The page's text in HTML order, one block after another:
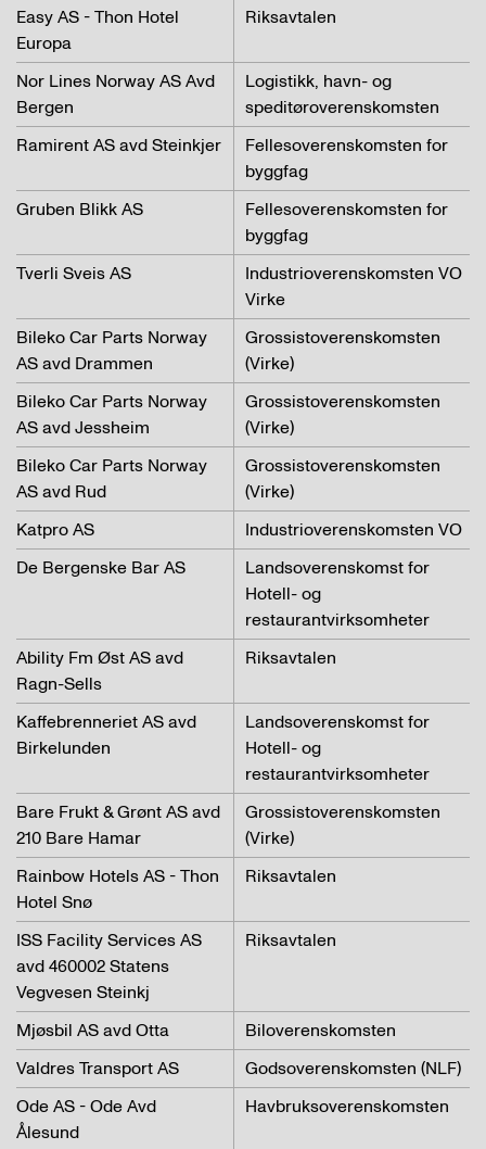
Easy AS - Thon Hotel
Europa
Riksavtalen
Nor Lines Norway AS Avd
Bergen
Logistikk, havn- og
speditøroverenskomsten
Ramirent AS avd Steinkjer
Fellesoverenskomsten for
byggfag
Gruben Blikk AS
Fellesoverenskomsten for
byggfag
Tverli Sveis AS
Industrioverenskomsten VO
Virke
Bileko Car Parts Norway
AS avd Drammen
Grossistoverenskomsten
(Virke)
Bileko Car Parts Norway
AS avd Jessheim
Grossistoverenskomsten
(Virke)
Bileko Car Parts Norway
AS avd Rud
Grossistoverenskomsten
(Virke)
Katpro AS
Industrioverenskomsten VO
De Bergenske Bar AS
Landsoverenskomst for
Hotell- og
restaurantvirksomheter
Ability Fm Øst AS avd
Ragn-Sells
Riksavtalen
Kaffebrenneriet AS avd
Birkelunden
Landsoverenskomst for
Hotell- og
restaurantvirksomheter
Bare Frukt & Grønt AS avd
210 Bare Hamar
Grossistoverenskomsten
(Virke)
Rainbow Hotels AS - Thon
Hotel Snø
Riksavtalen
ISS Facility Services AS
avd 460002 Statens
Vegvesen Steinkj
Riksavtalen
Mjøsbil AS avd Otta
Biloverenskomsten
Valdres Transport AS
Godsoverenskomsten (NLF)
Ode AS - Ode Avd
Ålesund
Havbruksoverenskomsten